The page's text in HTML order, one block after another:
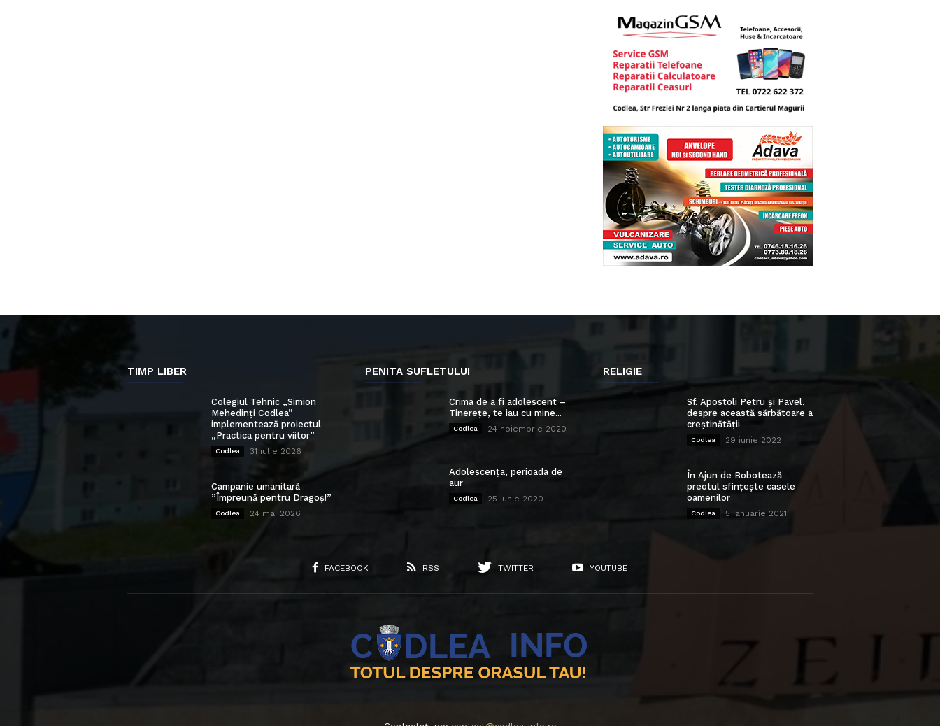
TIMP LIBER
Colegiul Tehnic „Simion
Mehedinți Codlea”
implementează proiectul
„Practica pentru viitor”
Codlea 31 iulie 2026
Campanie umanitară
”Împreună pentru Dragoș!”
Codlea 24 mai 2026
PENITA SUFLETULUI
Crima de a fi adolescent –
Tinerețe, te iau cu mine...
Codlea 24 noiembrie 2020
Adolescența, perioada de
aur
Codlea 25 iunie 2020
RELIGIE
Sf. Apostoli Petru și Pavel,
despre această sărbătoare a
creștinătății
Codlea 29 iunie 2022
În Ajun de Bobotează
preotul sfințește casele
oamenilor
Codlea 5 ianuarie 2021
FACEBOOK RSS TWITTER YOUTUBE